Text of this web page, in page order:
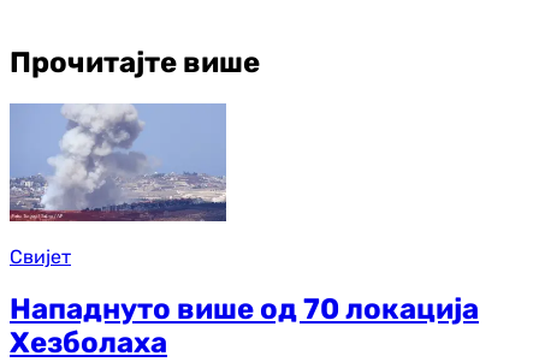
Прочитајте више
Свијет
Нападнуто више од 70 локација
Хезболаха